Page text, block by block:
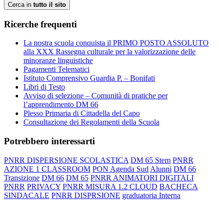
Cerca in tutto il sito
Ricerche frequenti
La nostra scuola conquista il PRIMO POSTO ASSOLUTO
alla XXX Rassegna culturale per la valorizzazione delle
minoranze linguistiche
Pagamenti Telematici
Istituto Comprensivo Guardia P. – Bonifati
Libri di Testo
Avviso di selezione – Comunità di pratiche per
l’apprendimento DM 66
Plesso Primaria di Cittadella del Capo
Consultazione dei Regolamenti della Scuola
Potrebbero interessarti
PNRR DISPERSIONE SCOLASTICA DM 65 Stem PNRR
AZIONE 1 CLASSROOM PON Agenda Sud Alunni DM 66
Transizione DM 66 DM 65 PNRR ANIMATORI DIGITALI
PNRR PRIVACY PNRR MISURA 1.2 CLOUD BACHECA
SINDACALE PNRR DISPRSIONE graduatoria Interna